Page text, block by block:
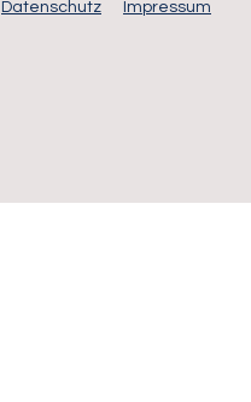
Datenschutz Impressum